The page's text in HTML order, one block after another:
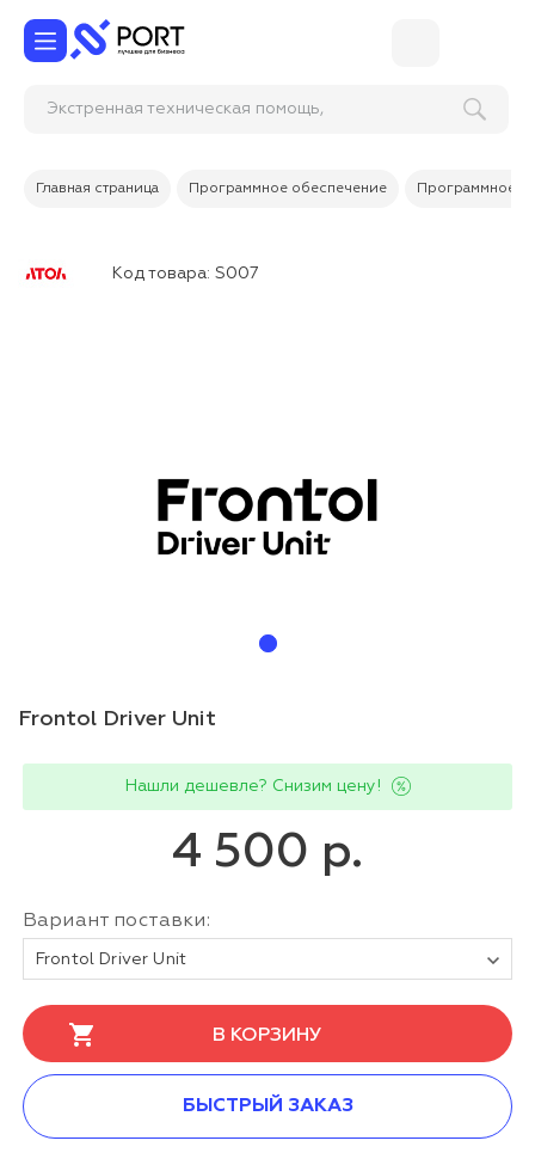
Экстренная техническая помощь,
Главная страница Программное обеспечение Программное
Код товара: S007
Frontol Driver Unit
Нашли дешевле? Снизим цену!
4 500 р.
Вариант поставки:
Frontol Driver Unit
В КОРЗИНУ
БЫСТРЫЙ ЗАКАЗ